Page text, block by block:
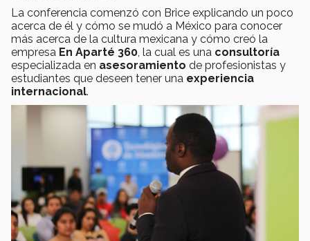
La conferencia comenzó con Brice explicando un poco
acerca de él y cómo se mudó a México para conocer
más acerca de la cultura mexicana y cómo creó la
empresa En Aparté 360 , la cual es una consultoría
especializada en asesoramiento de profesionistas y
estudiantes que deseen tener una experiencia
internacional.